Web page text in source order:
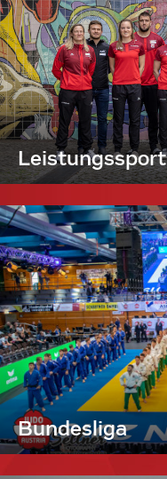
Leistungssport
Bundesliga